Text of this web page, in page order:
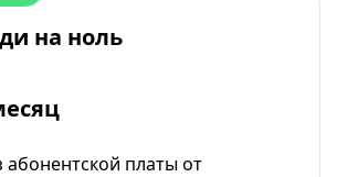
на ноль
абонентской платы от